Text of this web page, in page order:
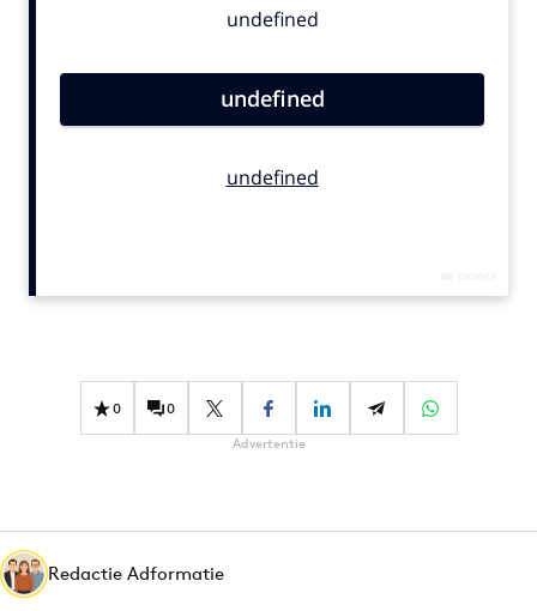
Contentmarketing
Effectiviteit
Gedragsverandering
Martech
Media
Merkstrategie
0 0
Advertentie
Redactie Adformatie